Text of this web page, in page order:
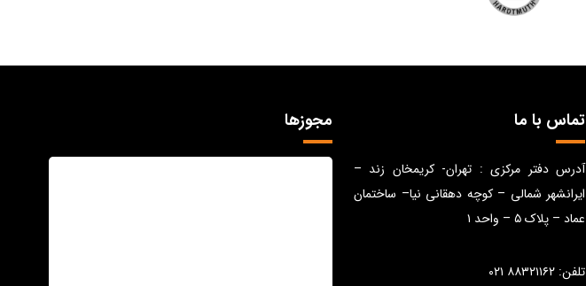
تماس با ما
آدرس دفتر مرکزی : تهران- کریمخان زند –
ایرانشهر شمالی – کوچه دهقانی نیا– ساختمان
عماد – پلاک ۵ – واحد ۱
تلفن: ۸۸۳۲۱۱۶۲ ۰۲۱
مجوزها